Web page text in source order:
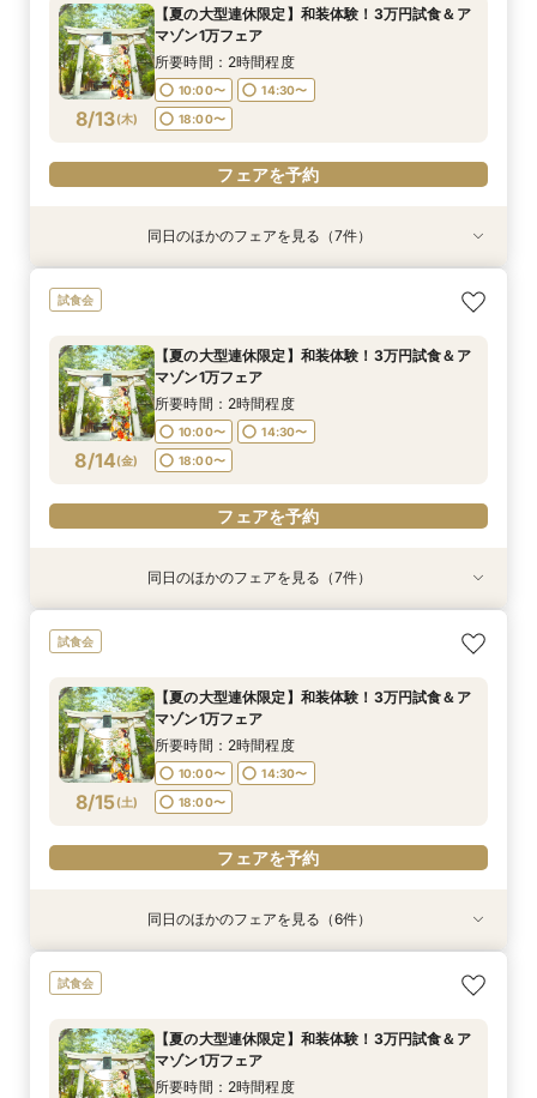
8/11(火 )
10:00〜
14:30〜
18:00〜
フェアを予約
8/11(火 )
10:00〜
14:30〜
18:00〜
フェアを予約
8/11(火 )
10:00〜
14:30〜
18:00〜
フェアを予約
8/11(火 )
10:00〜
14:30〜
18:00〜
フェアを予約
8/11(火 )
10:00〜
14:30〜
18:00〜
フェアを予約
8/13(木)
【夏の大型連休限定】和装体験！3万円試食＆ア
マゾン1万フェア
所要時間：2時間程度
10:00〜
14:30〜
18:00〜
フェアを予約
8/13(木 )
【神社挙式＋写真のお客様へ：30万円】試食付
10:00〜
14:30〜
18:00〜
フェアを予約
8/13(木 )
【親族婚希望のお客様へ：20名様58万円】試食
10:00〜
14:30〜
18:00〜
フェアを予約
8/13(木 )
【家族婚希望のお客様へ10名様48万円】試食付
10:00〜
14:30〜
18:00〜
フェアを予約
8/13(木 )
【40名様130万円】リニューアル記念：神社婚
10:00〜
14:30〜
18:00〜
フェアを予約
8/13(木 )
【和装でのお写真婚のお客様へ：2万5千円】試
10:00〜
14:30〜
18:00〜
フェアを予約
8/13(木 )
【平日限定和装の結婚式案内60分完結！】時短
10:00〜
15:00〜
18:30〜
フェアを予約
8/13(木 )
【平日限定フルコース試食付き】3万4千円の豪
10:00〜
15:00〜
18:30〜
フェアを予約
同日のほかのフェアを見る（7件）
試食会
8/14(金)
【夏の大型連休限定】和装体験！3万円試食＆ア
マゾン1万フェア
所要時間：2時間程度
10:00〜
14:30〜
18:00〜
フェアを予約
8/14(金 )
【神社挙式＋写真のお客様へ：30万円】試食付
10:00〜
14:30〜
18:00〜
フェアを予約
8/14(金 )
【親族婚希望のお客様へ：20名様58万円】試食
10:00〜
14:30〜
18:00〜
フェアを予約
8/14(金 )
【家族婚希望のお客様へ10名様48万円】試食付
10:00〜
14:30〜
18:00〜
フェアを予約
8/14(金 )
【40名様130万円】リニューアル記念：神社婚
10:00〜
14:30〜
18:00〜
フェアを予約
8/14(金 )
【和装でのお写真婚のお客様へ：2万5千円】試
10:00〜
14:30〜
18:00〜
フェアを予約
8/14(金 )
【平日限定和装の結婚式案内60分完結！】時短
10:00〜
15:00〜
18:30〜
フェアを予約
8/14(金 )
【平日限定フルコース試食付き】3万4千円の豪
10:00〜
15:00〜
18:30〜
フェアを予約
同日のほかのフェアを見る（7件）
試食会
8/15(土)
【夏の大型連休限定】和装体験！3万円試食＆ア
マゾン1万フェア
所要時間：2時間程度
10:00〜
14:30〜
18:00〜
フェアを予約
8/15(土 )
【神社挙式＋写真のお客様へ：30万円】試食付
10:00〜
14:30〜
18:00〜
8/15(土 )
【親族婚希望のお客様へ：20名様58万円】試食
10:00〜
14:30〜
18:00〜
8/15(土 )
【家族婚希望のお客様へ10名様48万円】試食付
10:00〜
14:30〜
18:00〜
8/15(土 )
【40名様130万円】リニューアル記念：神社婚
10:00〜
14:30〜
18:00〜
8/15(土 )
【和装でのお写真婚のお客様へ：2万5千円】試
10:00〜
14:30〜
18:00〜
8/15(土 )
【地域で最も選ばれる和婚】10大特典×豪華試食
10:00〜
14:30〜
18:00〜
同日のほかのフェアを見る（6件）
試食会
【夏の大型連休限定】和装体験！3万円試食＆ア
マゾン1万フェア
所要時間：2時間程度